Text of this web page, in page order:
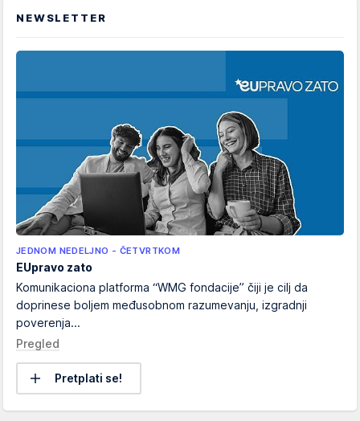
NEWSLETTER
JEDNOM NEDELJNO - ČETVRTKOM
EUpravo zato
Komunikaciona platforma “WMG fondacije” čiji je cilj da
doprinese boljem međusobnom razumevanju, izgradnji
poverenja...
Pregled
Pretplati se!